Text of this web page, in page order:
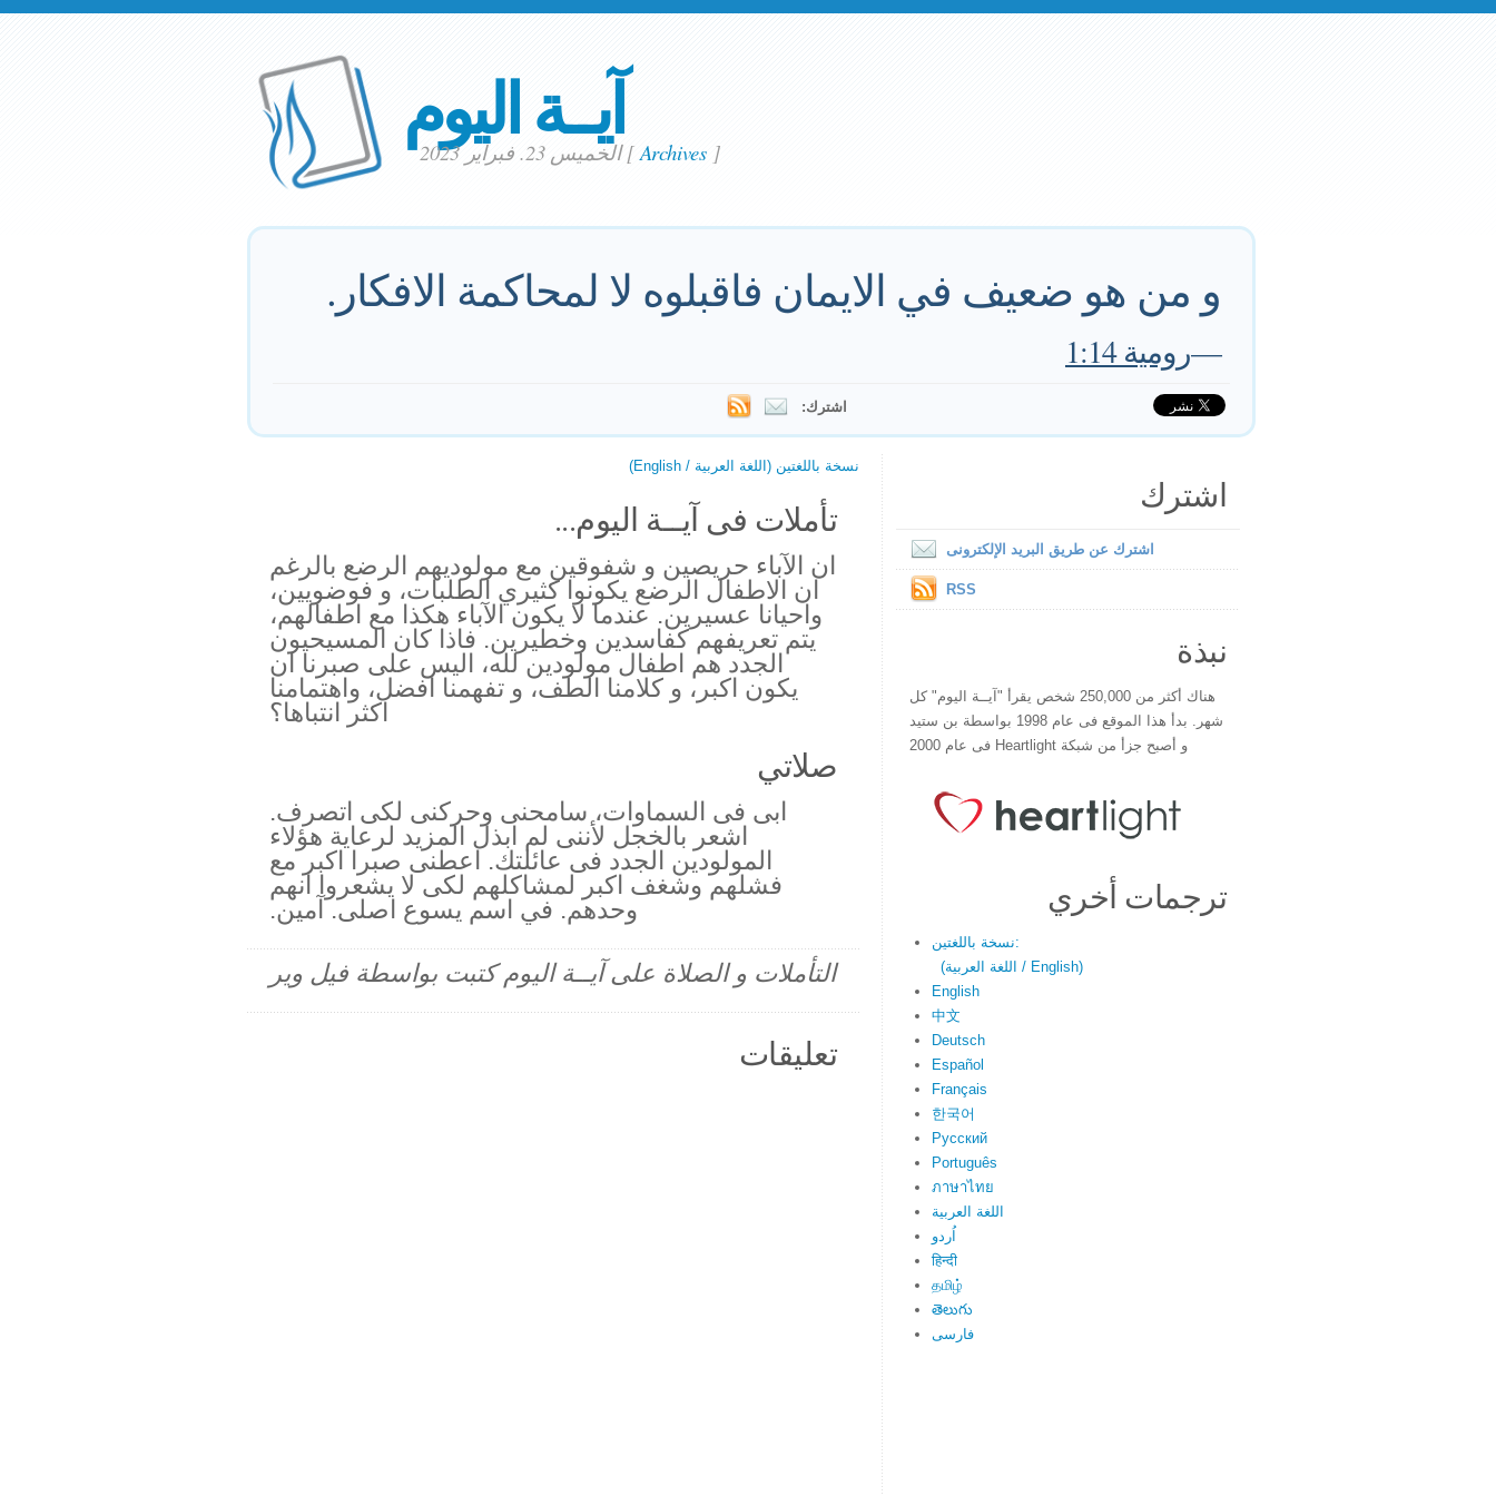
آيــة اليومالخميس 23. فبراير 2023[Archives]
و من هو ضعيف في الايمان فاقبلوه لا لمحاكمة الافكار.
—رومية 1:14
اشترك:
نسخة باللغتين (اللغة العربية / English)
تأملات فى آيــة اليوم...
ان الآباء حريصين و شفوقين مع مولوديهم الرضع بالرغم
ان الاطفال الرضع يكونوا كثيري الطلبات، و فوضويين،
واحيانا عسيرين. عندما لا يكون الآباء هكذا مع اطفالهم،
يتم تعريفهم كفاسدين وخطيرين. فاذا كان المسيحيون
الجدد هم اطفال مولودين لله، اليس على صبرنا ان
يكون اكبر، و كلامنا الطف، و تفهمنا افضل، واهتمامنا
اكثر انتباها؟
صلاتي
ابى فى السماوات، سامحنى وحركنى لكى اتصرف.
اشعر بالخجل لأننى لم ابذل المزيد لرعاية هؤلاء
المولودين الجدد فى عائلتك. اعطنى صبرا اكبر مع
فشلهم وشغف اكبر لمشاكلهم لكى لا يشعروا انهم
وحدهم. في اسم يسوع اصلى. آمين.
التأملات و الصلاة على آيــة اليوم كتبت بواسطة فيل وير
تعليقات
اشترك
اشترك عن طريق البريد الإلكترونى
RSS
نبذة
هناك أكثر من 250,000 شخص يقرأ "آيــة اليوم" كل
شهر. بدأ هذا الموقع فى عام 1998 بواسطة بن ستيد
و أصبح جزأ من شبكة Heartlight فى عام 2000
ترجمات أخري
نسخة باللغتين:
(اللغة العربية / English)
English
中文
Deutsch
Español
Français
한국어
Русский
Português
ภาษาไทย
اللغة العربية
اُردو
हिन्दी
தமிழ்
తెలుగు
فارسی